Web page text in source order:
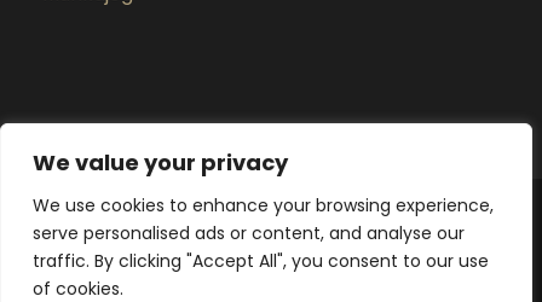
We value your privacy
We use cookies to enhance your browsing experience,
serve personalised ads or content, and analyse our
traffic. By clicking "Accept All", you consent to our use
of cookies.
Poprádi Ügyvédi Iroda 2025 ©Minden Jog
fenntartva